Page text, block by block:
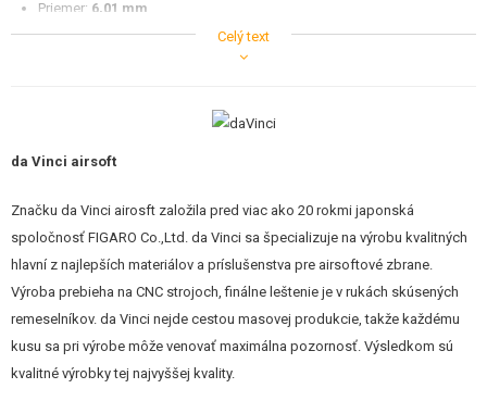
KONTAKT
Priemer: 6,01 mm
Vonkajší priemer: 8,55 mm
Pre použitie s R-hop gumičkou bolo využité presné frézovanie, aby bolo
dosiahnuté 90° na spodnej časti okienka prítlaku. Naopak na hornej strane
súhrany okienka skosené na 45°, aby nedochádzalo k poškodzovaniu
Celý text
da Vinci airsoft
Značku da Vinci airosft založila pred viac ako 20 rokmi japonská
spoločnosť FIGARO Co.,Ltd. da Vinci sa špecializuje na výrobu kvalitných
hlavní z najlepších materiálov a príslušenstva pre airsoftové zbrane.
Výroba prebieha na CNC strojoch, finálne leštenie je v rukách skúsených
remeselníkov. da Vinci nejde cestou masovej produkcie, takže každému
kusu sa pri výrobe môže venovať maximálna pozornosť. Výsledkom sú
kvalitné výrobky tej najvyššej kvality.